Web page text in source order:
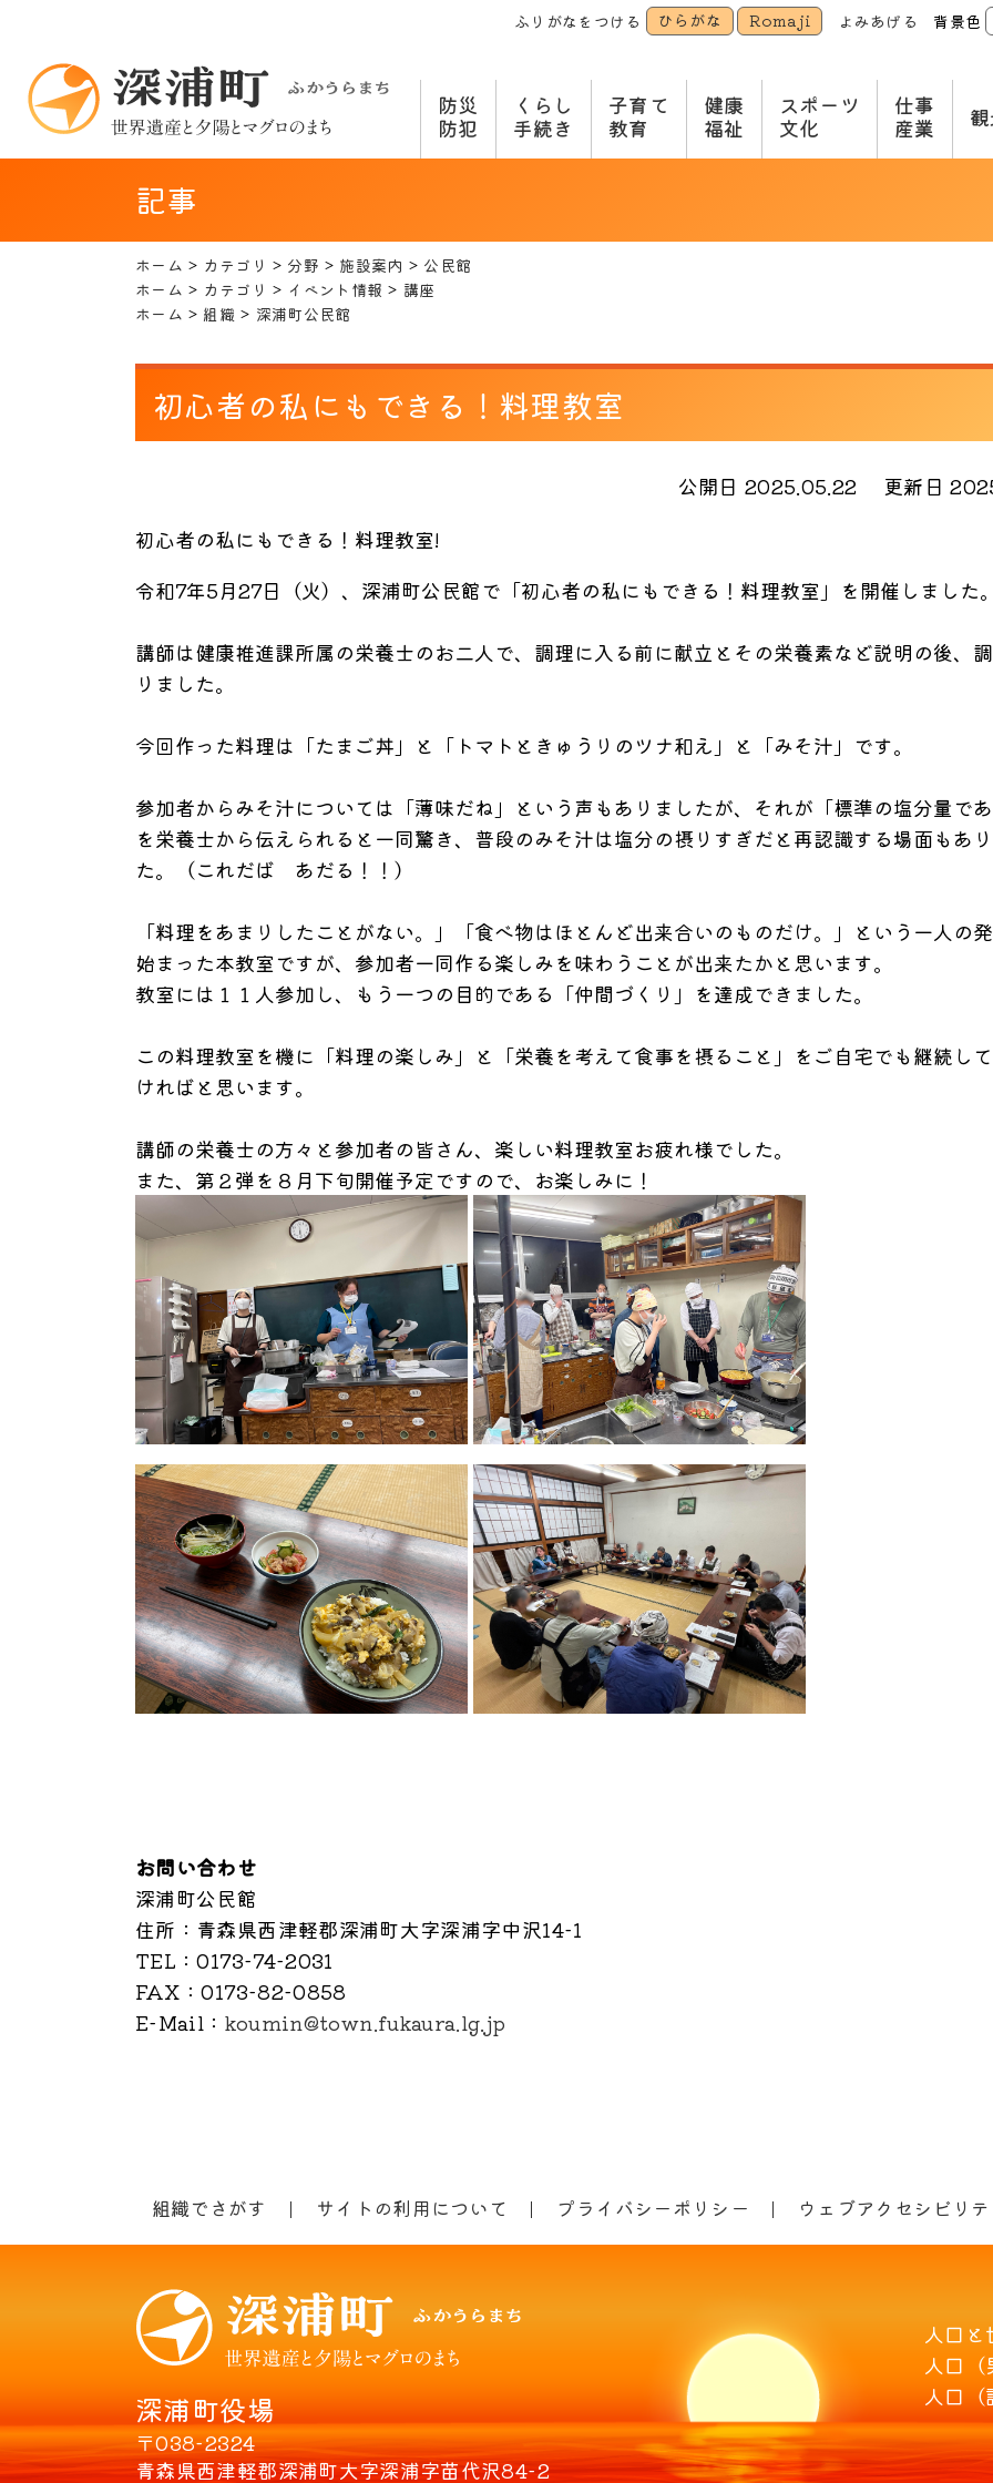
ふりがなをつける ひらがな Romaji よみあげる 背景色
防災
防犯
くらし
手続き
子育て
教育
健康
福祉
スポーツ
文化
仕事
産業
記事
ホーム カテゴリ 分野 施設案内
公民館
ホーム
カテゴリ イベント情報
講座
ホーム
組織 深浦町公民館
初心者の私にもできる！料理教室
公開日 2025.05.22
更新日
初心者の私にもできる！料理教室!
令和7年5月27日（火）、深浦町公民館で「初心者の私にもできる！料理教室」を開催しました
講師は健康推進課所属の栄養士のお二人で、 調理に入る前に献立とその栄養素など説明の後、
りました。
今回作った料理は「たまご丼」と「トマトときゅうりのツナ和え」 と「みそ汁」です。
参加者からみそ汁については「薄味だね」
という声もありましたが、それが「標準の塩分量で
を栄養士から伝えられると一同驚き、 普段のみそ汁は塩分の摂りすぎだと再認識する場面もあ
た。
（これだば あだる！！）
「料理をあまりしたことがない。」「食べ物はほとんど出来合いのものだけ。」
という一人の
始まった本教室ですが、 参加者一同作る楽しみを味わうことが出来たかと思います。
教室には１１人参加し、もう一つの目的である「仲間づくり」 を達成できました。
この料理教室を機に「料理の楽しみ」と「栄養を考えて食事を摂ること」 をご自宅でも継続し
ければと思います。
講師の栄養士の方々と参加者の皆さん、 楽しい料理教室お疲れ様でした。
また、第２弾を８月下旬開催予定ですので、お楽しみに！
お問い合わせ
深浦町公民館
住所 ：青森県西津軽郡深浦町大字深浦字中沢14-1
TEL ：0173-74-2031
FAX ：0173-82-0858
E-Mail ： koumin@town.fukaura.lg.jp
組織でさがす サイトの利用について プライバシーポリシー ウェブアクセシビリ
深浦町役場
〒038-2324
青森県西津軽郡深浦町大字深浦字苗代沢84-2
人口と
人口（
人口（